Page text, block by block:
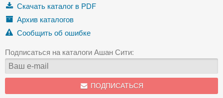
Скачать каталог в PDF
Архив каталогов
Сообщить об ошибке
Подписаться на каталоги Ашан Сити:
ПОДПИСАТЬСЯ